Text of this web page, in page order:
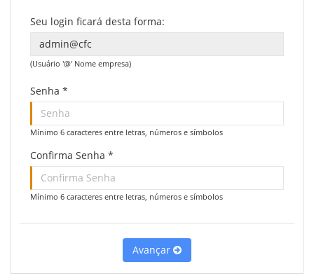
Seu login ficará desta forma:
(Usuário '@' Nome empresa)
Senha *
Mínimo 6 caracteres entre letras, números e símbolos
Confirma Senha *
Mínimo 6 caracteres entre letras, números e símbolos
Avançar